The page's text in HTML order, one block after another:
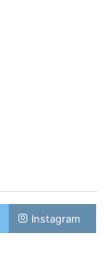
Instagram